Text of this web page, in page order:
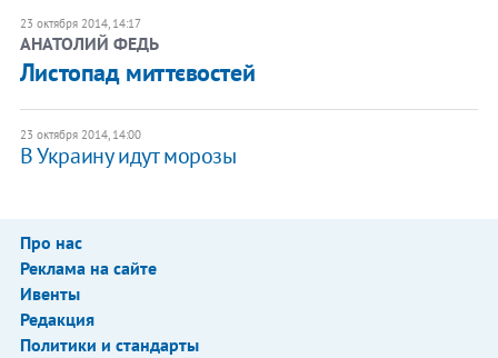
23 октября 2014, 14:17
АНАТОЛИЙ ФЕДЬ
Листопад миттєвостей
23 октября 2014, 14:00
В Украину идут морозы
Про нас
Реклама на сайте
Ивенты
Редакция
Политики и стандарты